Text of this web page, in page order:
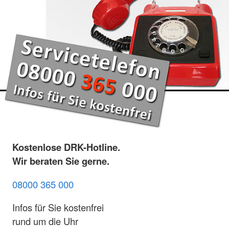
Kostenlose DRK-Hotline.
Wir beraten Sie gerne.
08000 365 000
Infos für Sie kostenfrei
rund um die Uhr